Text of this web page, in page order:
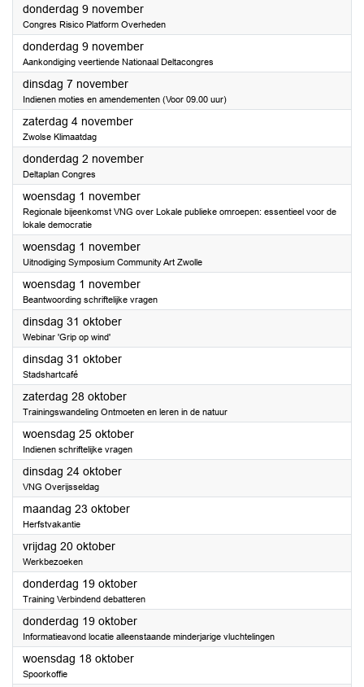
donderdag 9 november2023
Congres Risico Platform Overheden
donderdag 9 november2023
Aankondiging veertiende Nationaal Deltacongres
dinsdag 7 november2023
Indienen moties en amendementen (Voor 09.00 uur)
zaterdag 4 november2023
Zwolse Klimaatdag
donderdag 2 november2023
Deltaplan Congres
woensdag 1 november2023
Regionale bijeenkomst VNG over Lokale publieke omroepen: essentieel voor de
lokale democratie
woensdag 1 november2023
Uitnodiging Symposium Community Art Zwolle
woensdag 1 november2023
Beantwoording schriftelijke vragen
dinsdag 31 oktober2023
Webinar 'Grip op wind'
dinsdag 31 oktober2023
Stadshartcafé
zaterdag 28 oktober2023
Trainingswandeling Ontmoeten en leren in de natuur
woensdag 25 oktober2023
Indienen schriftelijke vragen
dinsdag 24 oktober2023
VNG Overijsseldag
maandag 23 oktober2023
Herfstvakantie
vrijdag 20 oktober2023
Werkbezoeken
donderdag 19 oktober2023
Training Verbindend debatteren
donderdag 19 oktober2023
Informatieavond locatie alleenstaande minderjarige vluchtelingen
woensdag 18 oktober2023
Spoorkoffie